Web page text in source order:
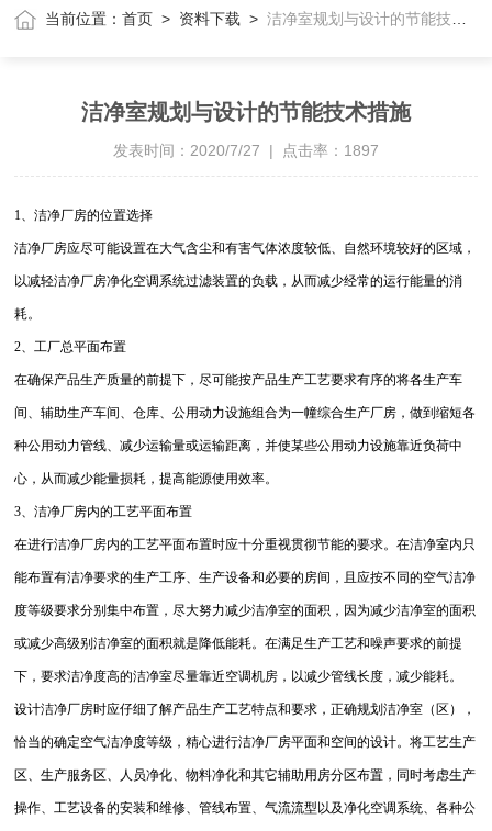
当前位置：首页 > 资料下载 >洁净室规划与设计的节能技术措施
洁净室规划与设计的节能技术措施
发表时间：2020/7/27 | 点击率：1897
1、洁净厂房的位置选择
洁净厂房应尽可能设置在大气含尘和有害气体浓度较低、自然环境较好的区域，
以减轻洁净厂房净化空调系统过滤装置的负载，从而减少经常的运行能量的消
耗。
2、工厂总平面布置
在确保产品生产质量的前提下，尽可能按产品生产工艺要求有序的将各生产车
间、辅助生产车间、仓库、公用动力设施组合为一幢综合生产厂房，做到缩短各
种公用动力管线、减少运输量或运输距离，并使某些公用动力设施靠近负荷中
心，从而减少能量损耗，提高能源使用效率。
3、洁净厂房内的工艺平面布置
在进行洁净厂房内的工艺平面布置时应十分重视贯彻节能的要求。在洁净室内只
能布置有洁净要求的生产工序、生产设备和必要的房间，且应按不同的空气洁净
度等级要求分别集中布置，尽大努力减少洁净室的面积，因为减少洁净室的面积
或减少高级别洁净室的面积就是降低能耗。在满足生产工艺和噪声要求的前提
下，要求洁净度高的洁净室尽量靠近空调机房，以减少管线长度，减少能耗。
设计洁净厂房时应仔细了解产品生产工艺特点和要求，正确规划洁净室（区），
恰当的确定空气洁净度等级，精心进行洁净厂房平面和空间的设计。将工艺生产
区、生产服务区、人员净化、物料净化和其它辅助用房分区布置，同时考虑生产
操作、工艺设备的安装和维修、管线布置、气流流型以及净化空调系统、各种公